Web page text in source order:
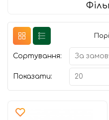
Сортування:
Показати: